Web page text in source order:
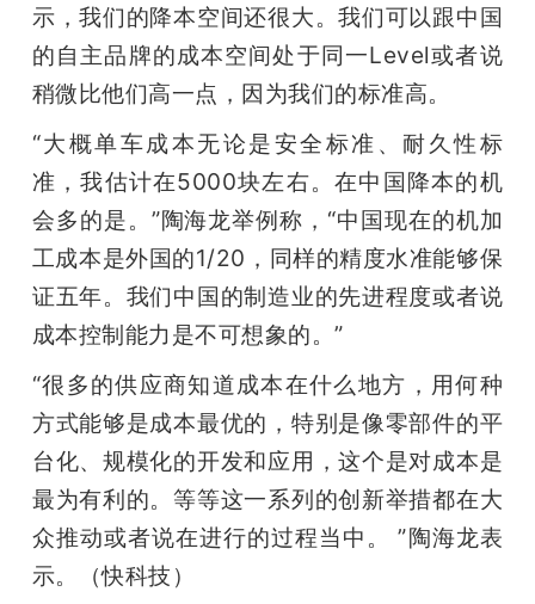
示，我们的降本空间还很大。我们可以跟中国
的自主品牌的成本空间处于同一Level或者说
稍微比他们高一点，因为我们的标准高。
“大概单车成本无论是安全标准、耐久性标
准，我估计在5000块左右。在中国降本的机
会多的是。”陶海龙举例称，“中国现在的机加
工成本是外国的1/20，同样的精度水准能够保
证五年。我们中国的制造业的先进程度或者说
成本控制能力是不可想象的。”
“很多的供应商知道成本在什么地方，用何种
方式能够是成本最优的，特别是像零部件的平
台化、规模化的开发和应用，这个是对成本是
最为有利的。等等这一系列的创新举措都在大
众推动或者说在进行的过程当中。 ”陶海龙表
示。（快科技）